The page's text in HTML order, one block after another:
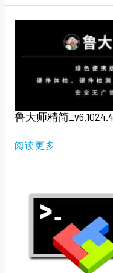
鲁大师精简
鲁
简
阅读更多
MOBAXTERM
24.3（中